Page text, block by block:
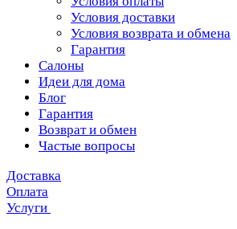
Условия доставки
Условия возврата и обмена
Гарантия
Салоны
Идеи для дома
Блог
Гарантия
Возврат и обмен
Частые вопросы
Доставка
Оплата
Услуги